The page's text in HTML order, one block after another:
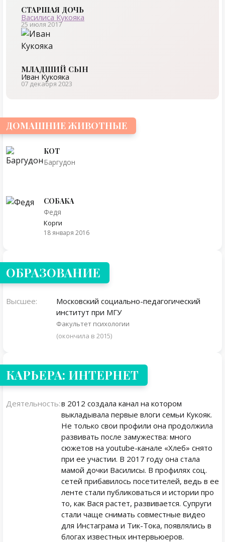
СТАРШАЯ ДОЧЬ
Василиса Кукояка
25 июля 2017
МЛАДШИЙ СЫН
Иван Кукояка
07 декабря 2023
ДОМАШНИЕ ЖИВОТНЫЕ
КОТ
Баргудон
СОБАКА
Федя
Корги
18 января 2016
ОБРАЗОВАНИЕ
Высшее:
Московский социально-педагогический
институт при МГУ
Факультет психологии
(окончила в 2015)
КАРЬЕРА: ИНТЕРНЕТ
Деятельность:в 2012 создала канал на котором
выкладывала первые влоги семьи Кукояк.
Не только свои профили она продолжила
развивать после замужества: много
сюжетов на youtube-канале «Хлеб» снято
при ее участии. В 2017 году она стала
мамой дочки Василисы. В профилях соц.
сетей прибавилось посетителей, ведь в ее
ленте стали публиковаться и истории про
то, как Вася растет, развивается. Супруги
стали чаще снимать совместные видео
для Инстаграма и Тик-Тока, появлялись в
блогах известных интервьюеров.